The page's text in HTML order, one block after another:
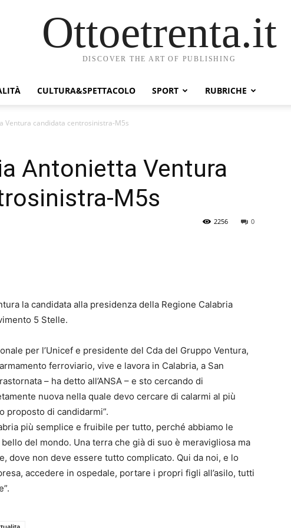
Ottoetrenta.it
DISCOVER THE ART OF PUBLISHING
CULTURA&SPETTACOLO SPORT RUBRICHE
Ventura candidata centrosinistra-M5s
Antonietta Ventura
M5s
0
2256
la candidata alla presidenza della Regione Calabria
5 Stelle.
per l’Unicef e presidente del Cda del Gruppo Ventura,
ferroviario, vive e lavora in Calabria, a San
– ha detto all’ANSA – e sto cercando di
nuova nella quale devo cercare di calarmi al più
proposto di candidarmi”.
più semplice e fruibile per tutto, perché abbiamo le
del mondo. Una terra che già di suo è meravigliosa ma
dove non deve essere tutto complicato. Qui da noi, e lo
accedere in ospedale, portare i propri figli all’asilo, tutti